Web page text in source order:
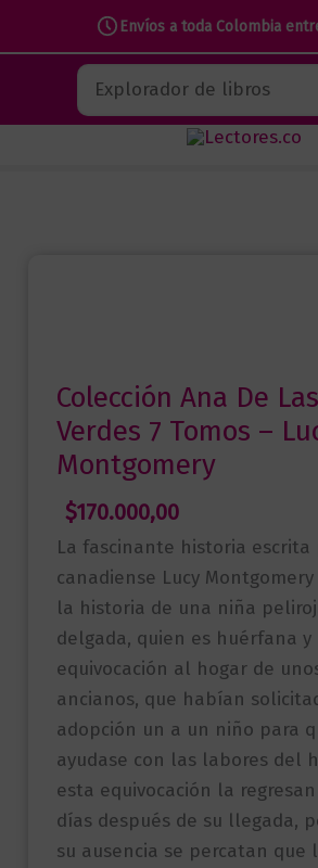
Envíos a toda Colombia
contenido
Buscar
Colección Ana De
Verdes 7 Tomos –
Montgomery
$170.000,00
La fascinante historia escrita
canadiense Lucy
la historia de una niña
delgada, quien es huérfana
equivocación al hogar de
ancianos, que habían
adopción un a un niño para
ayudase con las labores del
esta equivocación la
días después de su llegada,
su ausencia se percatan que